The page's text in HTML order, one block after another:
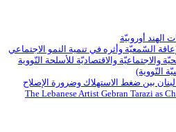
الهند أوروبيّة
السّمعيّة وأثره في تنمية النمو الاجتماعي
والاجتماعيّة والاقتصاديّة للأسلحة النّووية
النّووية)
لبنان بين ضغط الاستهلاك وضرورة الإصلاح
The Lebanese Artist Gebran Tarazi as